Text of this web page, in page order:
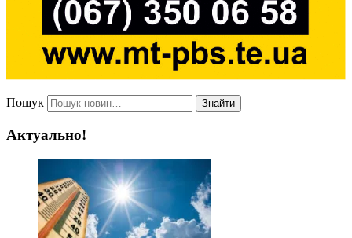
Пошук Знайти
Актуально!